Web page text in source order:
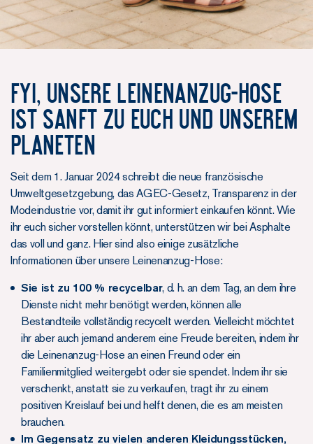
FYI, UNSERE LEINENANZUG-HOSE
IST SANFT ZU EUCH UND UNSEREM
PLANETEN
Seit dem 1. Januar 2024 schreibt die neue französische
Umweltgesetzgebung, das AGEC-Gesetz, Transparenz in der
Modeindustrie vor, damit ihr gut informiert einkaufen könnt. Wie
ihr euch sicher vorstellen könnt, unterstützen wir bei Asphalte
das voll und ganz. Hier sind also einige zusätzliche
Informationen über unsere Leinenanzug-Hose:
Sie ist zu 100 % recycelbar, d. h. an dem Tag, an dem ihre
Dienste nicht mehr benötigt werden, können alle
Bestandteile vollständig recycelt werden. Vielleicht möchtet
ihr aber auch jemand anderem eine Freude bereiten, indem ihr
die Leinenanzug-Hose an einen Freund oder ein
Familienmitglied weitergebt oder sie spendet. Indem ihr sie
verschenkt, anstatt sie zu verkaufen, tragt ihr zu einem
positiven Kreislauf bei und helft denen, die es am meisten
brauchen.
Im Gegensatz zu vielen anderen Kleidungsstücken,